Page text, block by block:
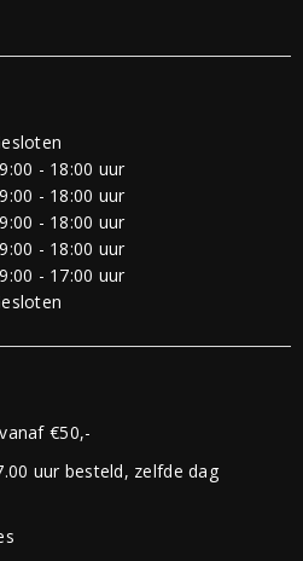
- 18:00 uur
- 18:00 uur
- 18:00 uur
- 18:00 uur
- 17:00 uur
€50,-
uur besteld, zelfde dag